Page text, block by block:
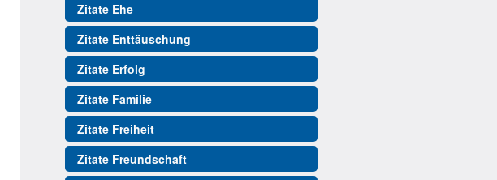
Zitate Ehe
Zitate Enttäuschung
Zitate Erfolg
Zitate Familie
Zitate Freiheit
Zitate Freundschaft